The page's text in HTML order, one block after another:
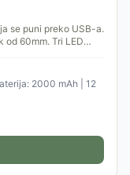
se puni preko USB-a.
60mm. Tri LED
2000 mAh | 12